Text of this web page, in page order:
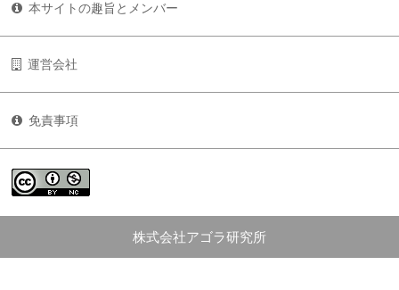
本サイトの趣旨とメンバー
運営会社
免責事項
株式会社アゴラ研究所